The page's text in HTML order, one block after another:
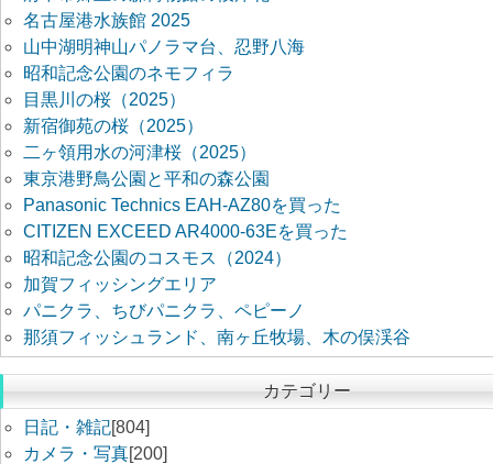
名古屋港水族館 2025
山中湖明神山パノラマ台、忍野八海
昭和記念公園のネモフィラ
目黒川の桜（2025）
新宿御苑の桜（2025）
二ヶ領用水の河津桜（2025）
東京港野鳥公園と平和の森公園
Panasonic Technics EAH-AZ80を買った
CITIZEN EXCEED AR4000-63Eを買った
昭和記念公園のコスモス（2024）
加賀フィッシングエリア
パニクラ、ちびパニクラ、ペピーノ
那須フィッシュランド、南ヶ丘牧場、木の俣渓谷
カテゴリー
日記・雑記[804]
カメラ・写真[200]